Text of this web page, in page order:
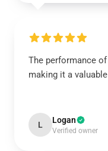
The performance
making it a
L Logan
Verified owner